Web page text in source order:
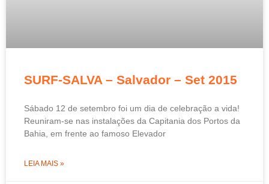
SURF-SALVA – Salvador – Set 2015
Sábado 12 de setembro foi um dia de celebração a vida!
Reuniram-se nas instalações da Capitania dos Portos da
Bahia, em frente ao famoso Elevador
LEIA MAIS »